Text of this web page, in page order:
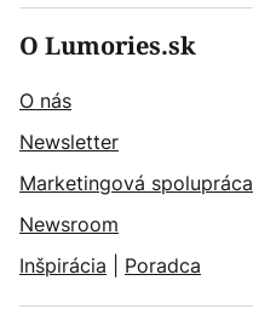
O Lumories.sk
O nás
Newsletter
Marketingová spolupráca
Newsroom
Inšpirácia
Poradca